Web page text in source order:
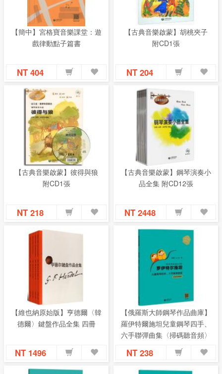
【簡中】宮格寶音樂課堂：遊
戲律動點子篇書
NT 404
【古典音樂啟蒙】胡桃夾子
附CD1張
NT 204
【古典音樂啟蒙】彼得與狼
附CD1張
NT 218
【古典音樂啟蒙】鋼琴演奏小
品全集 附CD12張
NT 2448
【維也納原始版】亨德爾〈韓
德爾〉鍵盤作品全集 四冊
NT 1496
【俄羅斯大師鋼琴作品曲庫】
羅伊特爾施坦兒童鋼琴四手、
六手聯彈曲集〈掃碼聽音頻〉
〈適合初級程度〉
NT 238